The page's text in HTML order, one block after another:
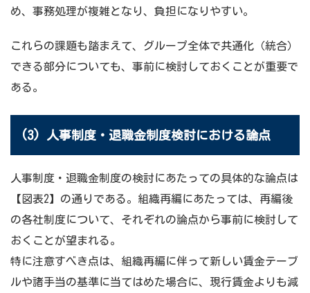
め、事務処理が複雑となり、負担になりやすい。
これらの課題も踏まえて、グループ全体で共通化（統合）
できる部分についても、事前に検討しておくことが重要で
ある。
(3) 人事制度・退職金制度検討における論点
人事制度・退職金制度の検討にあたっての具体的な論点は
【図表2】の通りである。組織再編にあたっては、再編後
の各社制度について、それぞれの論点から事前に検討して
おくことが望まれる。
特に注意すべき点は、組織再編に伴って新しい賃金テーブ
ルや諸手当の基準に当てはめた場合に、現行賃金よりも減